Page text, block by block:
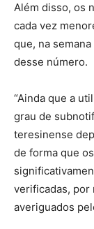
Além disso, os
cada vez
que, na
desse número.
“Ainda que a
grau de
teresinense
de forma que
verificadas, por
averiguados